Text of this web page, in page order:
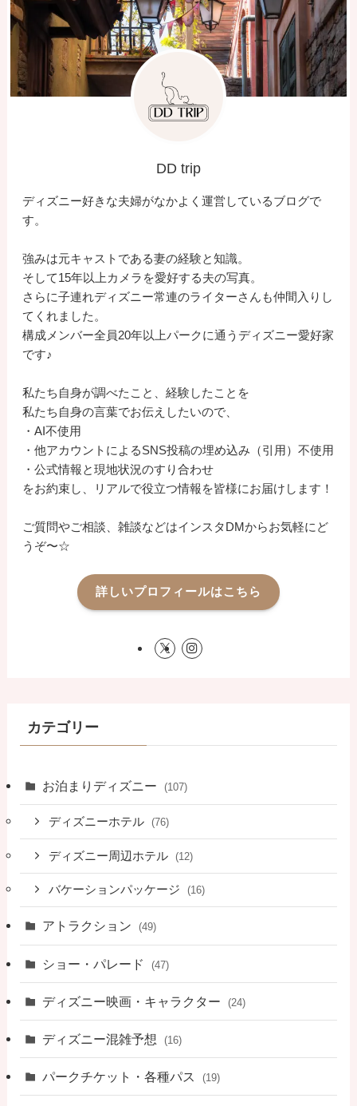
DD trip
ディズニー好きな夫婦がなかよく運営しているブログで
す。
強みは元キャストである妻の経験と知識。
そして15年以上カメラを愛好する夫の写真。
さらに子連れディズニー常連のライターさんも仲間入りし
てくれました。
構成メンバー全員20年以上パークに通うディズニー愛好家
です♪
私たち自身が調べたこと、経験したことを
私たち自身の言葉でお伝えしたいので、
・AI不使用
・他アカウントによるSNS投稿の埋め込み（引用）不使用
・公式情報と現地状況のすり合わせ
をお約束し、リアルで役立つ情報を皆様にお届けします！
ご質問やご相談、雑談などはインスタDMからお気軽にど
うぞ〜☆
詳しいプロフィールはこちら
カテゴリー
お泊まりディズニー (107)
ディズニーホテル (76)
ディズニー周辺ホテル (12)
バケーションパッケージ (16)
アトラクション (49)
ショー・パレード (47)
ディズニー映画・キャラクター (24)
ディズニー混雑予想 (16)
パークチケット・各種パス (19)